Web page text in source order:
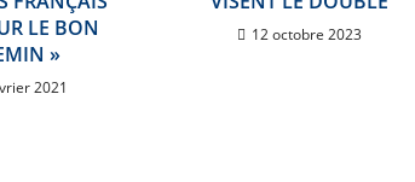
LE BON
»
2021
12 octobre 2023